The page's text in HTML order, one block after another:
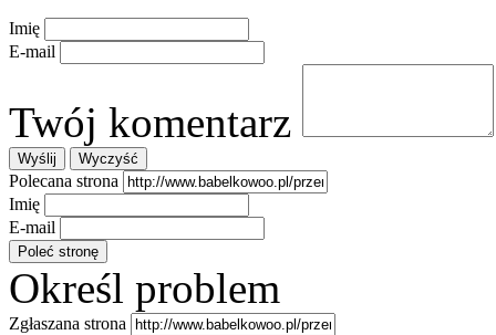
Imię
E-mail
Twój komentarz
Polecana strona
Imię
E-mail
Określ problem
Zgłaszana strona